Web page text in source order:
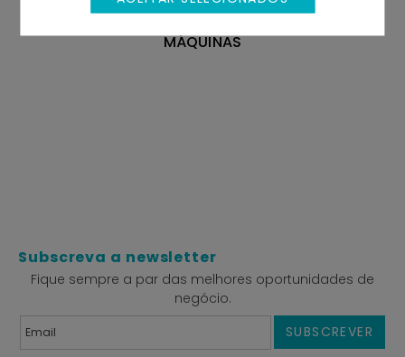
MÁQUINAS
Subscreva a newsletter
Fique sempre a par das melhores oportunidades de
negócio.
SUBSCREVER